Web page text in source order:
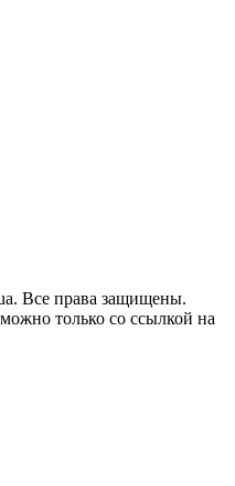
Все права защищены.
только со ссылкой на